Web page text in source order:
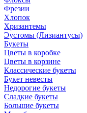
Фрезии
Хлопок
Хризантемы
Эустомы (Лизиантусы)
Букеты
Цветы в коробке
Цветы в корзине
Классические букеты
Букет невесты
Недорогие букеты
Сладкие букеты
Большие букеты